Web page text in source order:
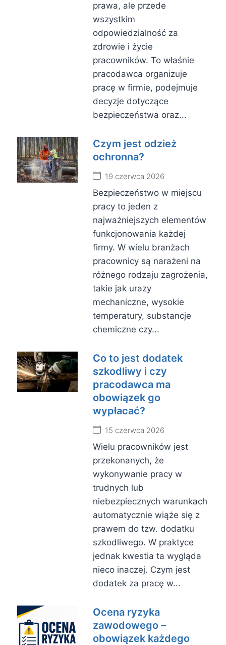
prawa, ale przede
wszystkim
odpowiedzialność za
zdrowie i życie
pracowników. To właśnie
pracodawca organizuje
pracę w firmie, podejmuje
decyzje dotyczące
bezpieczeństwa oraz...
Czym jest odzież
ochronna?
19 czerwca 2026
Bezpieczeństwo w miejscu
pracy to jeden z
najważniejszych elementów
funkcjonowania każdej
firmy. W wielu branżach
pracownicy są narażeni na
różnego rodzaju zagrożenia,
takie jak urazy
mechaniczne, wysokie
temperatury, substancje
chemiczne czy...
Co to jest dodatek
szkodliwy i czy
pracodawca ma
obowiązek go
wypłacać?
15 czerwca 2026
Wielu pracowników jest
przekonanych, że
wykonywanie pracy w
trudnych lub
niebezpiecznych warunkach
automatycznie wiąże się z
prawem do tzw. dodatku
szkodliwego. W praktyce
jednak kwestia ta wygląda
nieco inaczej. Czym jest
dodatek za pracę w...
Ocena ryzyka
zawodowego –
obowiązek każdego